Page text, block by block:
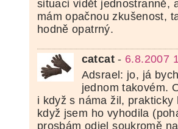
situaci vidět jednostranně,
mám opačnou zkušenost,
hodně opatrný.
catcat- 6.8.2007
Adsrael: jo, já
jednom takovém.
i když s náma žil, prakticky
když jsem ho vyhodila
prosbám odjel soukromě